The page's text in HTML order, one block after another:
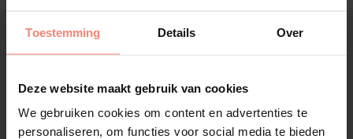
Toestemming Details Over
Deze website maakt gebruik van cookies
We gebruiken cookies om content en advertenties te
personaliseren, om functies voor social media te bieden
Over Scalasol®
Overig
Klantenservice
Mijn account